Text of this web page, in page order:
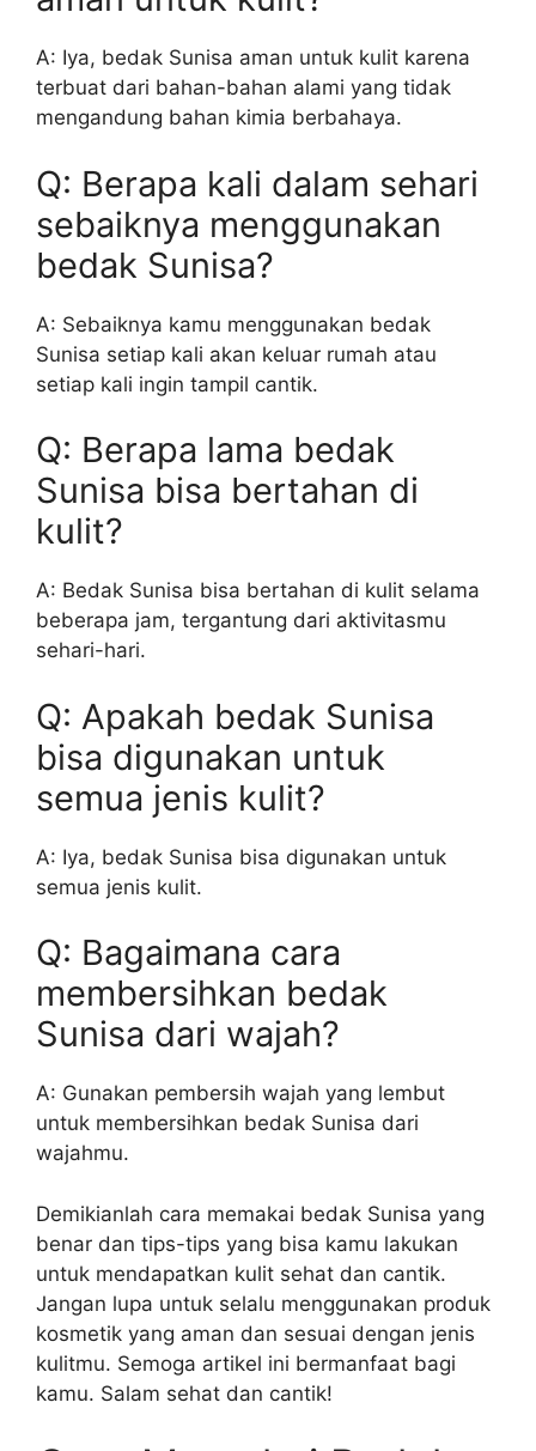
A: Iya, bedak Sunisa aman untuk kulit karena
terbuat dari bahan-bahan alami yang tidak
mengandung bahan kimia berbahaya.
Q: Berapa kali dalam sehari
sebaiknya menggunakan
bedak Sunisa?
A: Sebaiknya kamu menggunakan bedak
Sunisa setiap kali akan keluar rumah atau
setiap kali ingin tampil cantik.
Q: Berapa lama bedak
Sunisa bisa bertahan di
kulit?
A: Bedak Sunisa bisa bertahan di kulit selama
beberapa jam, tergantung dari aktivitasmu
sehari-hari.
Q: Apakah bedak Sunisa
bisa digunakan untuk
semua jenis kulit?
A: Iya, bedak Sunisa bisa digunakan untuk
semua jenis kulit.
Q: Bagaimana cara
membersihkan bedak
Sunisa dari wajah?
A: Gunakan pembersih wajah yang lembut
untuk membersihkan bedak Sunisa dari
wajahmu.
Demikianlah cara memakai bedak Sunisa yang
benar dan tips-tips yang bisa kamu lakukan
untuk mendapatkan kulit sehat dan cantik.
Jangan lupa untuk selalu menggunakan produk
kosmetik yang aman dan sesuai dengan jenis
kulitmu. Semoga artikel ini bermanfaat bagi
kamu. Salam sehat dan cantik!